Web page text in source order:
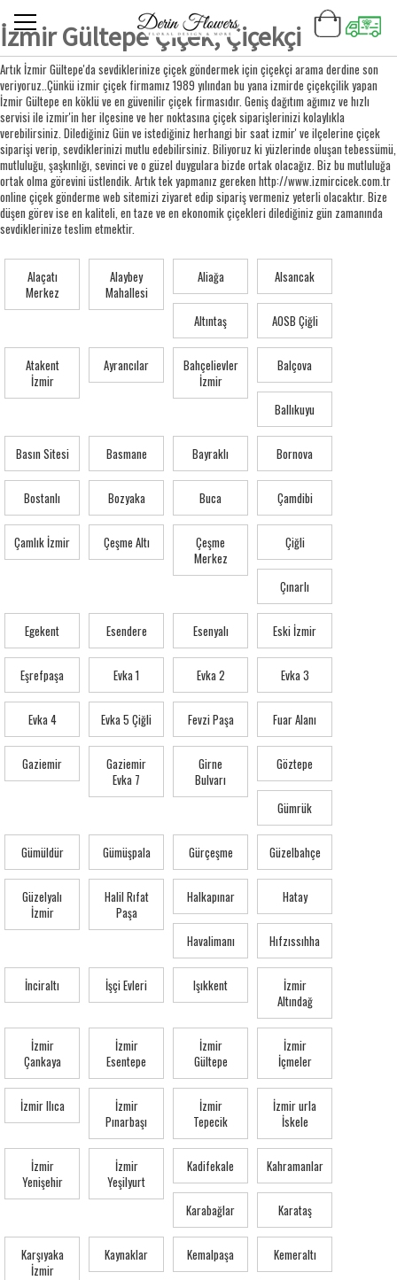
İzmir Gültepe Çiçek, Çiçekçi
Artık İzmir Gültepe'da sevdiklerinize çiçek göndermek için çiçekçi arama derdine son
veriyoruz..Çünkü izmir çiçek firmamız 1989 yılından bu yana izmirde çiçekçilik yapan
İzmir Gültepe en köklü ve en güvenilir çiçek firmasıdır. Geniş dağıtım ağımız ve hızlı
servisi ile izmir'in her ilçesine ve her noktasına çiçek siparişlerinizi kolaylıkla
verebilirsiniz. Dilediğiniz Gün ve istediğiniz herhangi bir saat izmir' ve ilçelerine çiçek
siparişi verip, sevdiklerinizi mutlu edebilirsiniz. Biliyoruz ki yüzlerinde oluşan tebessümü,
mutluluğu, şaşkınlığı, sevinci ve o güzel duygulara bizde ortak olacağız. Biz bu mutluluğa
ortak olma görevini üstlendik. Artık tek yapmanız gereken http://www.izmircicek.com.tr
online çiçek gönderme web sitemizi ziyaret edip sipariş vermeniz yeterli olacaktır. Bize
düşen görev ise en kaliteli, en taze ve en ekonomik çiçekleri dilediğiniz gün zamanında
sevdiklerinize teslim etmektir.
Alaçatı
Merkez
Alaybey
Mahallesi
Aliağa Alsancak
Altıntaş AOSB Çiğli
Atakent
İzmir
Ayrancılar
Bahçelievler
İzmir
Balçova
Ballıkuyu
Basın Sitesi Basmane Bayraklı Bornova
Bostanlı Bozyaka Buca Çamdibi
Çamlık İzmir Çeşme Altı
Çeşme
Merkez
Çiğli
Çınarlı
Egekent Esendere Esenyalı Eski İzmir
Eşrefpaşa Evka 1 Evka 2 Evka 3
Evka 4 Evka 5 Çiğli Fevzi Paşa Fuar Alanı
Gaziemir
Gaziemir
Evka 7
Girne
Bulvarı
Göztepe
Gümrük
Gümüldür Gümüşpala Gürçeşme Güzelbahçe
Güzelyalı
İzmir
Halil Rıfat
Paşa
Halkapınar Hatay
Havalimanı Hıfzıssıhha
İnciraltı İşçi Evleri Işıkkent
İzmir
Altındağ
İzmir
Çankaya
İzmir
Esentepe
İzmir
Gültepe
İzmir
İçmeler
İzmir Ilıca
İzmir
Pınarbaşı
İzmir
Tepecik
İzmir urla
İskele
İzmir
Yenişehir
İzmir
Yeşilyurt
Kadifekale Kahramanlar
Karabağlar Karataş
Karşıyaka
İzmir
Kaynaklar Kemalpaşa Kemeraltı